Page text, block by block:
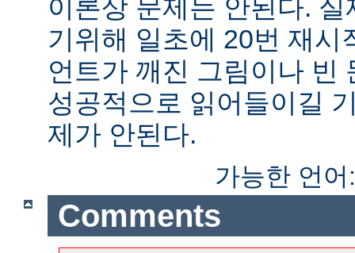
이론상 문제는 안된다.
기위해 일초에 20번 재시
언트가 깨진 그림이나 빈
성공적으로 읽어들이길
제가 안된다.
가능한 언
Comments